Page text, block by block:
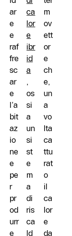
ar
e
e
raf
fre
sc
ar
e
l’a
bit
az
io
ne
e
pe
r
pr
od
urr
e
ca
lor
e
ibr
id
a
,
os
si
a
un
si
st
e
m
a
di
ris
ca
ld
m
ov
ett
or
e
ch
e,
un
a
vo
lta
ca
ttu
rat
o
il
ca
lor
e
da